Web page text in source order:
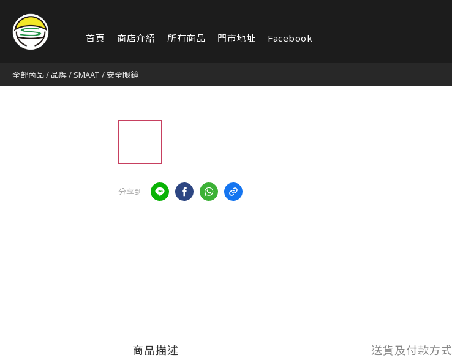
首頁 商店介紹 所有商品 門市地址 Facebook
全部商品/ 品牌/SMAAT / 安全眼鏡
分享到
商品描述 送貨及付款方式